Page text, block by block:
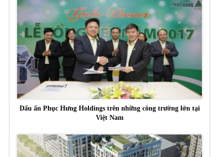
Dấu ấn Phục Hưng Holdings trên những công trường lớn tại
Việt Nam